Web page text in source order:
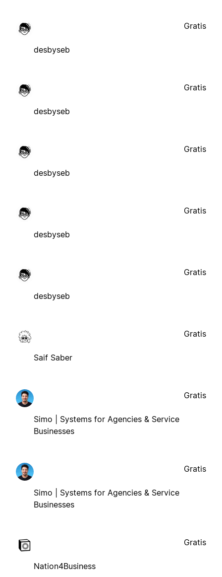
desbyseb
Gratis
desbyseb
Gratis
desbyseb
Gratis
desbyseb
Gratis
desbyseb
Gratis
Saif Saber
Gratis
Simo | Systems for Agencies & Service
Businesses
Gratis
Simo | Systems for Agencies & Service
Businesses
Gratis
Nation4Business
Gratis